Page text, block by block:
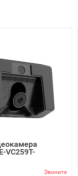
VC259T-
Звоните